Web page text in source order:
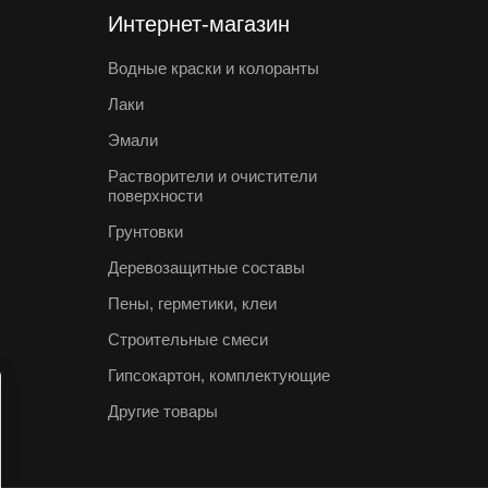
Интернет-магазин
Водные краски и колоранты
Лаки
Эмали
Растворители и очистители
поверхности
Грунтовки
Деревозащитные составы
Пены, герметики, клеи
Строительные смеси
Гипсокартон, комплектующие
Другие товары